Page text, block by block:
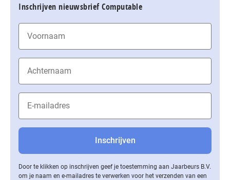
Inschrijven nieuwsbrief Computable
Door te klikken op inschrijven geef je toestemming aan Jaarbeurs B.V.
om je naam en e-mailadres te verwerken voor het verzenden van een